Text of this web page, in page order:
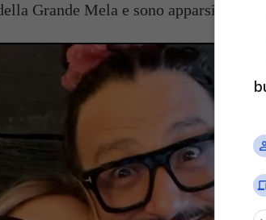
Grande Mela e sono apparsi più